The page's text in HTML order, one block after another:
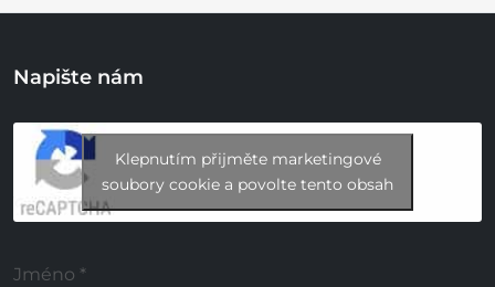
Napište nám
Klepnutím přijměte marketingové
soubory cookie a povolte tento obsah
Jméno *